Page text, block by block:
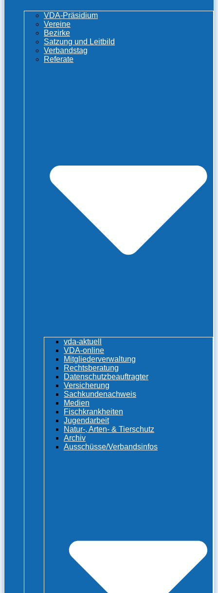
VDA-Präsidium
Vereine
Bezirke
Satzung und Leitbild
Verbandstag
Referate
vda-aktuell
VDA-online
Mitgliederverwaltung
Rechtsberatung
Datenschutzbeauftragter
Versicherung
Sachkundenachweis
Medien
Fischkrankheiten
Jugendarbeit
Natur-, Arten- & Tierschutz
Archiv
Ausschüsse/Verbandsinfos